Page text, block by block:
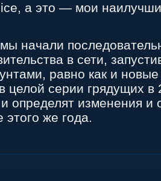
а это — мои
начали
в сети,
равно как и
целой серии грядущих в
определят изменения и
этого же года.